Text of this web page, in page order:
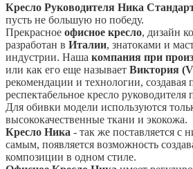
Кресло Руководителя Ника
пусть не большую но победу.
Прекрасное офисное кресло, дизайн
разработан в Италии, знатоками и
индустрии. Наша компания при
или как его еще называет Виктория
рекомендации и технологии, создавая
респектабельное кресло руководителя
Для обивки модели используются
высококачественные ткани и экокожа.
Кресло Ника - так же поставляется с
самым, появляется возможность
композиции в одном стиле.